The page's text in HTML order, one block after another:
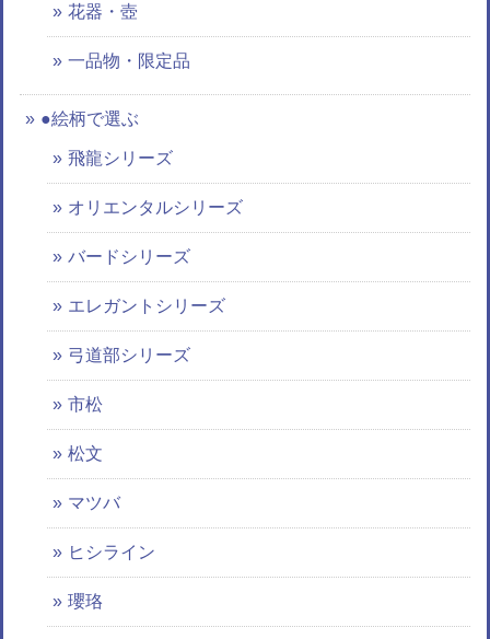
花器・壺
一品物・限定品
●絵柄で選ぶ
飛龍シリーズ
オリエンタルシリーズ
バードシリーズ
エレガントシリーズ
弓道部シリーズ
市松
松文
マツバ
ヒシライン
瓔珞